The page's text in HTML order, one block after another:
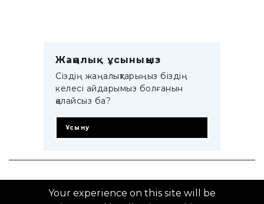
Жаңалық ұсыныңыз
Сіздің жаңалықтарыңыз біздің
келесі айдарымыз болғанын
қалайсыз ба?
Ұсыну
© 2014–2025 ZTB.KZ
Your experience on this site will be